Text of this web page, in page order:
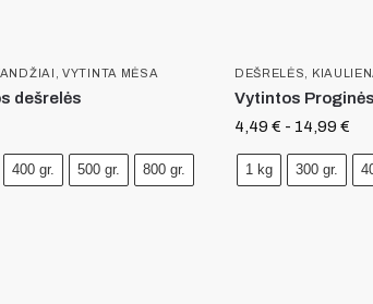
,VYTINTA MĖSA
dešrelės
400 gr. 500 gr. 800 gr.
DEŠRELĖS
Vytintos
4,49 € - 14,99 €
1 kg 300 gr.